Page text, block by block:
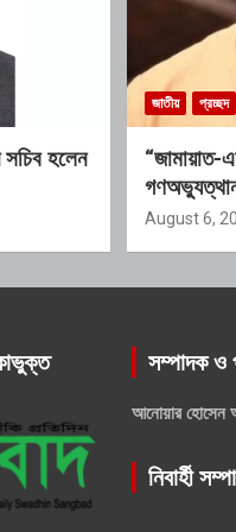
সচিব হলেন
জাতীয় প্রচ্ছদ
“জামায়াত-
গণঅভ্যুত্থান
যোগ্যতাও
August 6,
সম্পাদক ও
আনোয়ার হোসেন
নিবার্হী